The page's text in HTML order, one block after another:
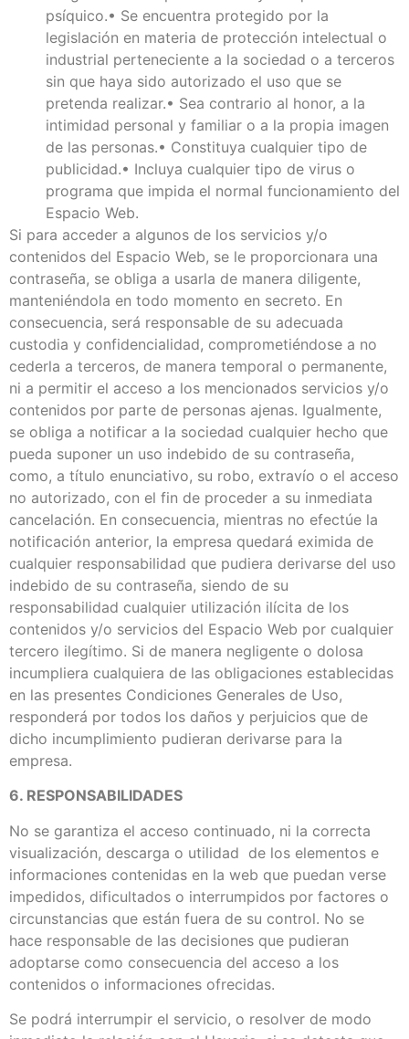
psíquico.• Se encuentra protegido por la
legislación en materia de protección intelectual o
industrial perteneciente a la sociedad o a terceros
sin que haya sido autorizado el uso que se
pretenda realizar.• Sea contrario al honor, a la
intimidad personal y familiar o a la propia imagen
de las personas.• Constituya cualquier tipo de
publicidad.• Incluya cualquier tipo de virus o
programa que impida el normal funcionamiento del
Espacio Web.
Si para acceder a algunos de los servicios y/o
contenidos del Espacio Web, se le proporcionara una
contraseña, se obliga a usarla de manera diligente,
manteniéndola en todo momento en secreto. En
consecuencia, será responsable de su adecuada
custodia y confidencialidad, comprometiéndose a no
cederla a terceros, de manera temporal o permanente,
ni a permitir el acceso a los mencionados servicios y/o
contenidos por parte de personas ajenas. Igualmente,
se obliga a notificar a la sociedad cualquier hecho que
pueda suponer un uso indebido de su contraseña,
como, a título enunciativo, su robo, extravío o el acceso
no autorizado, con el fin de proceder a su inmediata
cancelación. En consecuencia, mientras no efectúe la
notificación anterior, la empresa quedará eximida de
cualquier responsabilidad que pudiera derivarse del uso
indebido de su contraseña, siendo de su
responsabilidad cualquier utilización ilícita de los
contenidos y/o servicios del Espacio Web por cualquier
tercero ilegítimo. Si de manera negligente o dolosa
incumpliera cualquiera de las obligaciones establecidas
en las presentes Condiciones Generales de Uso,
responderá por todos los daños y perjuicios que de
dicho incumplimiento pudieran derivarse para la
empresa.
6. RESPONSABILIDADES
No se garantiza el acceso continuado, ni la correcta
visualización, descarga o utilidad de los elementos e
informaciones contenidas en la web que puedan verse
impedidos, dificultados o interrumpidos por factores o
circunstancias que están fuera de su control. No se
hace responsable de las decisiones que pudieran
adoptarse como consecuencia del acceso a los
contenidos o informaciones ofrecidas.
Se podrá interrumpir el servicio, o resolver de modo